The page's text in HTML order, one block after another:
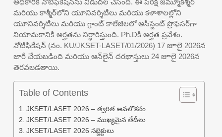
మరియు కాశ్మీర్‌లోని యూనివర్శిటీలు మరియు కళాశాలల్లోని
యూనివర్శిటీలు మరియు గ్రాంట్ కాలేజీలలో అసిస్టెంట్ ప్రొఫెసర్‌గా
నియామకానికి అర్హతను నిర్ధారిస్తుంది. Ph.Dకి అర్హత ప్రవేశం.
నోటిఫికేషన్ (నం. KU/JKSET-LASET/01/2026) 17 జూలై 2026న
జారీ చేయబడింది మరియు ఆన్‌లైన్ దరఖాస్తులు 24 జూలై 2026న
తెరవబడతాయి.
Table of Contents
JKSET/LASET 2026 – త్వరిత అవలోకనం
JKSET/LASET 2026 – ముఖ్యమైన తేదీలు
JKSET/LASET 2026 సబ్జెక్టులు